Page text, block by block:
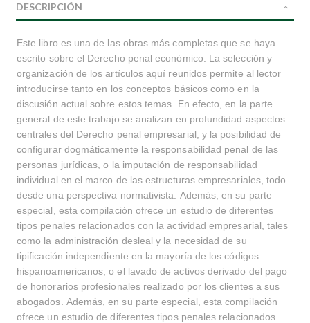
DESCRIPCIÓN
Este libro es una de las obras más completas que se haya
escrito sobre el Derecho penal económico. La selección y
organización de los artículos aquí reunidos permite al lector
introducirse tanto en los conceptos básicos como en la
discusión actual sobre estos temas. En efecto, en la parte
general de este trabajo se analizan en profundidad aspectos
centrales del Derecho penal empresarial, y la posibilidad de
configurar dogmáticamente la responsabilidad penal de las
personas jurídicas, o la imputación de responsabilidad
individual en el marco de las estructuras empresariales, todo
desde una perspectiva normativista. Además, en su parte
especial, esta compilación ofrece un estudio de diferentes
tipos penales relacionados con la actividad empresarial, tales
como la administración desleal y la necesidad de su
tipificación independiente en la mayoría de los códigos
hispanoamericanos, o el lavado de activos derivado del pago
de honorarios profesionales realizado por los clientes a sus
abogados. Además, en su parte especial, esta compilación
ofrece un estudio de diferentes tipos penales relacionados